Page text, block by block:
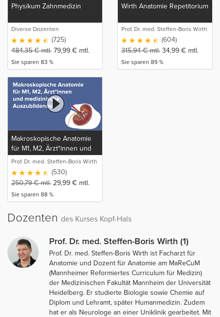
Physikum Zahnmedizin
Diverse Dozenten
(725)
484,35€mtl. 79,99 € mtl.
Sie sparen 83 %
Wirth Anatomie Repetitorium
Prof. Dr. med. Steffen-Boris Wirth
(1)
(604)
315,94€mtl. 34,99 € mtl.
Sie sparen 89 %
Makroskopische Anatomie
für M1, M2, Ärzt*innen und
medizinische Auszubildende
Prof. Dr. med. Steffen-Boris Wirth
(1)
(530)
250,79€mtl. 29,99 € mtl.
Sie sparen 88 %
Dozenten des Kurses Kopf-Hals
Prof. Dr. med. Steffen-Boris Wirth (1)
Prof. Dr. med. Steffen-Boris Wirth ist Facharzt für
Anatomie und Dozent für Anatomie am MaReCuM
(Mannheimer Reformiertes Curriculum für Medizin)
der Medizinischen Fakultät Mannheim der Universität
Heidelberg. Er studierte Biologie sowie Chemie auf
Diplom und Lehramt, später Humanmedizin. Zudem
hat er als Neurologe an einer Uniklinik gearbeitet. Mit